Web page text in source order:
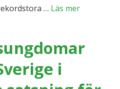
… Läs mer
i